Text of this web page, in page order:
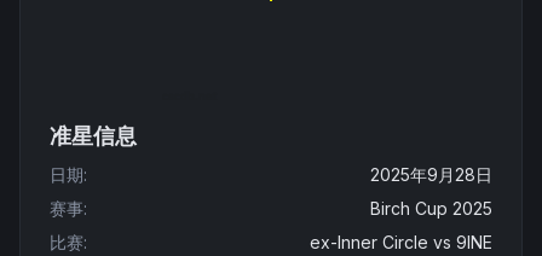
准星信息
日期:
2025年9月28日
赛事:
Birch Cup 2025
比赛: ex-Inner Circle vs 9INE